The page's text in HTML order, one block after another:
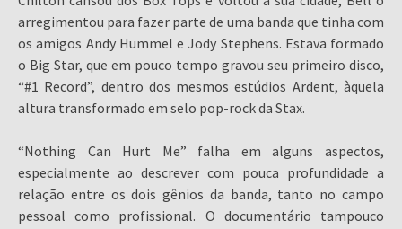
arregimentou para fazer parte de uma banda que tinha com
os amigos Andy Hummel e Jody Stephens. Estava formado
o Big Star, que em pouco tempo gravou seu primeiro disco,
“#1 Record”, dentro dos mesmos estúdios Ardent, àquela
altura transformado em selo pop-rock da Stax.
“Nothing Can Hurt Me” falha em alguns aspectos,
especialmente ao descrever com pouca profundidade a
relação entre os dois gênios da banda, tanto no campo
pessoal como profissional. O documentário tampouco